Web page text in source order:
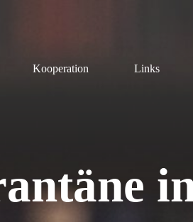
Kooperation Links